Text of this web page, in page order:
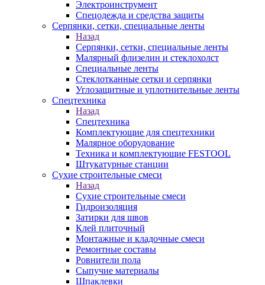
Электроинструмент
Спецодежда и средства защиты
Серпянки, сетки, специальные ленты
Назад
Серпянки, сетки, специальные ленты
Малярный флизелин и стеклохолст
Специальные ленты
Стеклотканные сетки и серпянки
Углозащитные и уплотнительные ленты
Спецтехника
Назад
Спецтехника
Комплектующие для спецтехники
Малярное оборудование
Техника и комплектующие FESTOOL
Штукатурные станции
Сухие строительные смеси
Назад
Сухие строительные смеси
Гидроизоляция
Затирки для швов
Клей плиточный
Монтажные и кладочные смеси
Ремонтные составы
Ровнители пола
Сыпучие материалы
Шпаклевки